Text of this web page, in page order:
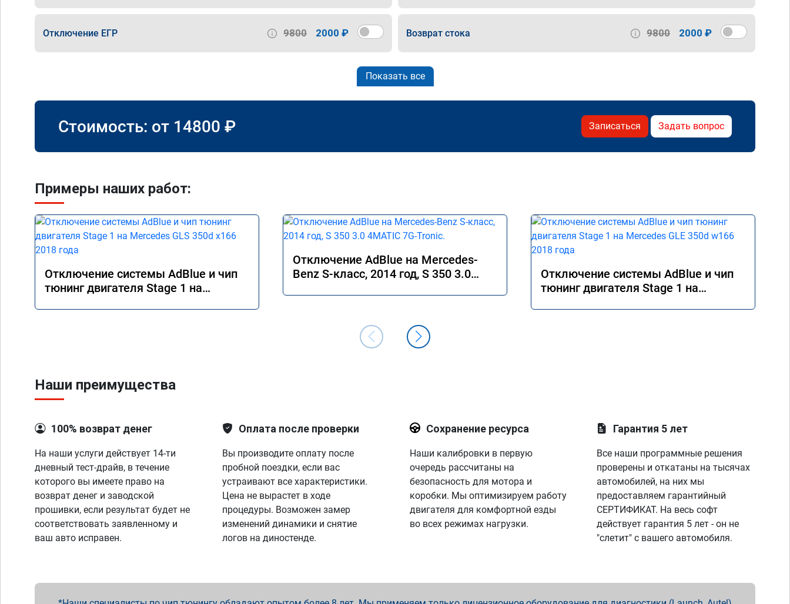
Отключение ЕГР 9800 2000 ₽ Возврат стока 9800 2000 ₽
Показать все
Стоимость: от 14800 ₽ Записаться Задать вопрос
Примеры наших работ:
Отключение системы AdBlue и чип
тюнинг двигателя Stage 1 на
Отключение AdBlue на Mercedes-
Benz S-класс, 2014 год, S 350 3.0
Отключение системы AdBlue и чип
тюнинг двигателя Stage 1 на
Наши преимущества
100% возврат денег
На наши услуги действует 14-ти
дневный тест-драйв, в течение
которого вы имеете право на
возврат денег и заводской
прошивки, если результат будет не
соответствовать заявленному и
ваш авто исправен.
Оплата после проверки
Вы производите оплату после
пробной поездки, если вас
устраивают все характеристики.
Цена не вырастет в ходе
процедуры. Возможен замер
изменений динамики и снятие
логов на диностенде.
Сохранение ресурса
Наши калибровки в первую
очередь рассчитаны на
безопасность для мотора и
коробки. Мы оптимизируем работу
двигателя для комфортной езды
во всех режимах нагрузки.
Гарантия 5 лет
Все наши программные решения
проверены и откатаны на тысячах
автомобилей, на них мы
предоставляем гарантийный
СЕРТИФИКАТ. На весь софт
действует гарантия 5 лет - он не
"слетит" с вашего автомобиля.